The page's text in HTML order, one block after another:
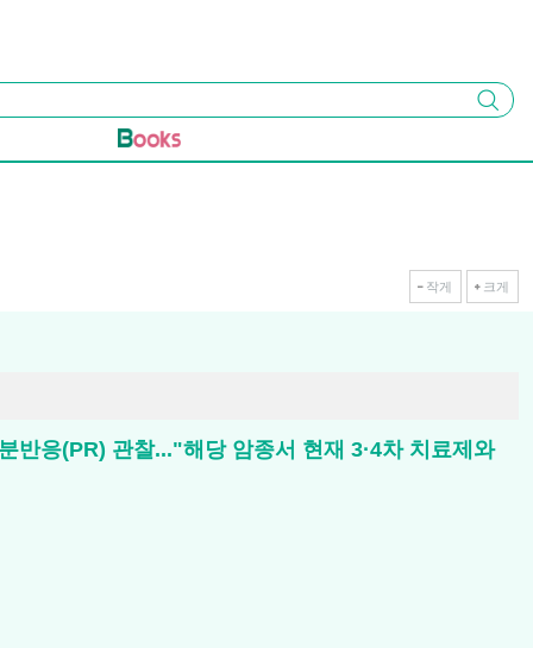
검색
작게 크게
응(PR) 관찰..."해당 암종서 현재 3·4차 치료제와